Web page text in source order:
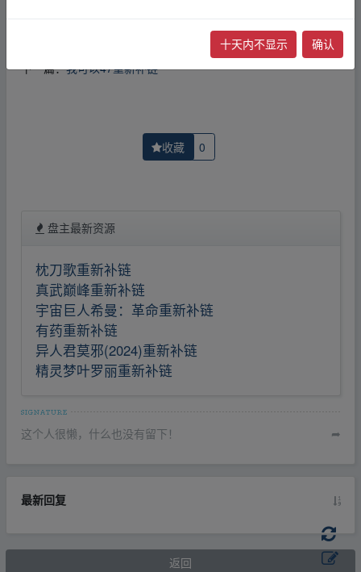
下一篇：我可以47重新补链
收藏 0
盘主最新资源
枕刀歌重新补链
真武巅峰重新补链
宇宙巨人希曼：革命重新补链
有药重新补链
异人君莫邪(2024)重新补链
精灵梦叶罗丽重新补链
这个人很懒，什么也没有留下！ ➦
最新回复
返回
十天内不显示 确认